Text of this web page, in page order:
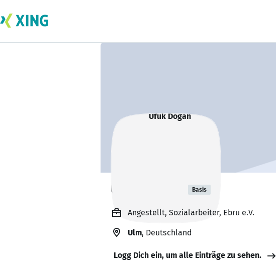
Ufuk Dogan Basis
Angestellt, Sozialarbeiter, Ebru e.V.
Ulm, Deutschland
Logg Dich ein, um alle Einträge zu sehen.